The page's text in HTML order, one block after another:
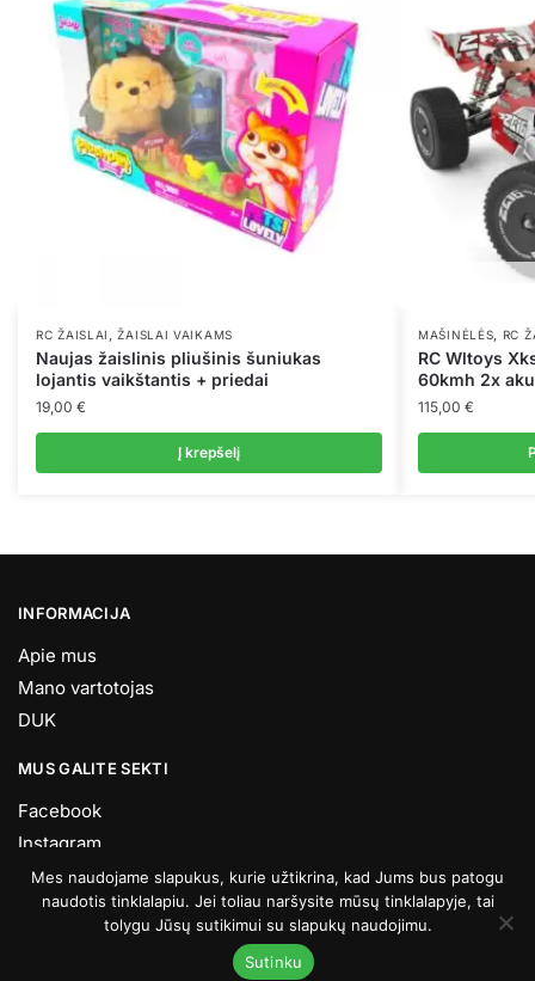
RC ŽAISLAI ,ŽAISLAI VAIKAMS
Naujas žaislinis pliušinis šuniukas
lojantis vaikštantis + priedai
19,00 €
Į krepšelį
MAŠINĖLĖS, RC
RC Wltoys
60kmh 2x
115,00 €
INFORMACIJA
Apie mus
Mano vartotojas
DUK
MUS GALITE SEKTI
Facebook
Instagram
Youtube
Visos teisės saugomos © Bop.LT 2026
Mes naudojame slapukus, kurie užtikrina, kad Jums bus patogu
naudotis tinklalapiu. Jei toliau naršysite mūsų tinklalapyje, tai
tolygu Jūsų sutikimui su slapukų naudojimu.
Sutinku